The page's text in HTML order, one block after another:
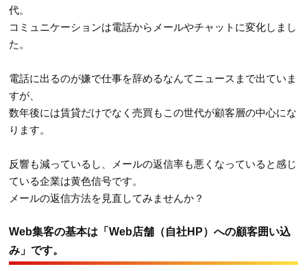
代。
コミュニケーションは電話からメールやチャットに変化しまし
た。
電話に出るのが嫌で仕事を辞めるなんてニュースまで出ていま
すが、
数年後には賃貸だけでなく売買もこの世代が顧客層の中心にな
ります。
反響も減っているし、メールの返信率も悪くなっていると感じ
ている企業は黄色信号です。
メールの返信方法を見直してみませんか？
Web集客の基本は「Web店舗（自社HP）への顧客囲い込
み」です。